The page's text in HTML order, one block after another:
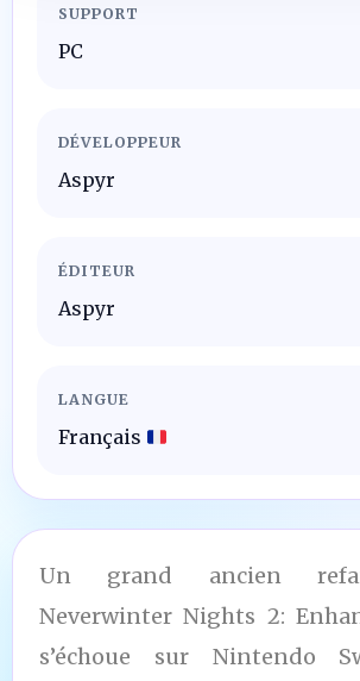
SUPPORT
PC
DÉVELOPPEUR
Aspyr
ÉDITEUR
Aspyr
LANGUE
Français
Un grand ancien
Neverwinter Nights 2:
s’échoue sur Nintendo